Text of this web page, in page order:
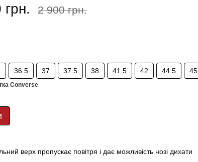
2 900 грн.
36.5 37 37.5 38 41.5 42 44.5 45
Converse
верх пропускає повітря і дає можливість нозі дихати